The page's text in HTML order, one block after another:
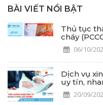
BÀI VIẾT NỔI BẬT
Thủ tục
cháy
06/10/
Dịch vụ
uy tín,
20/09/